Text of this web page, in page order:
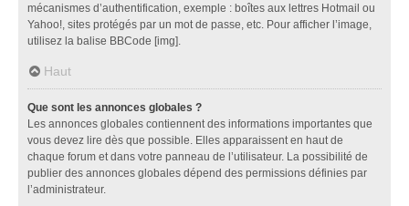
mécanismes d’authentification, exemple : boîtes aux lettres Hotmail ou
Yahoo!, sites protégés par un mot de passe, etc. Pour afficher l’image,
utilisez la balise BBCode [img].
Haut
Que sont les annonces globales ?
Les annonces globales contiennent des informations importantes que
vous devez lire dès que possible. Elles apparaissent en haut de
chaque forum et dans votre panneau de l’utilisateur. La possibilité de
publier des annonces globales dépend des permissions définies par
l’administrateur.